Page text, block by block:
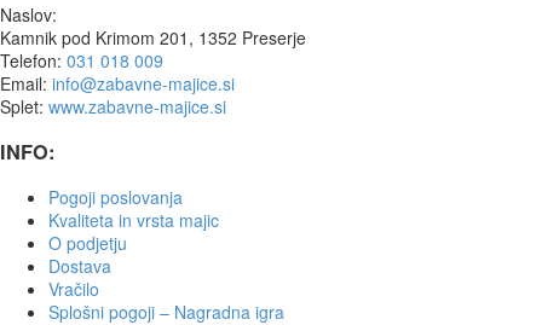
Naslov:
Kamnik pod Krimom 201, 1352 Preserje
Telefon: 031 018 009
Email: info@zabavne-majice.si
Splet: www.zabavne-majice.si
INFO:
Pogoji poslovanja
Kvaliteta in vrsta majic
O podjetju
Dostava
Vračilo
Splošni pogoji – Nagradna igra